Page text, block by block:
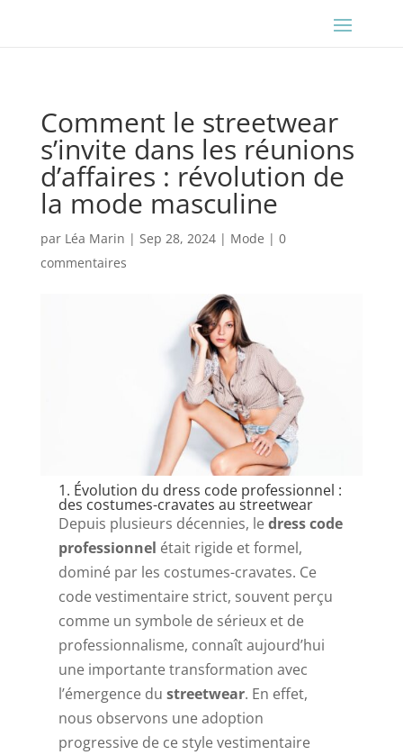
Comment le streetwear
s’invite dans les réunions
d’affaires : révolution de
la mode masculine
par Léa Marin | Sep 28, 2024| Mode | 0
commentaires
1. Évolution du dress code professionnel :
des costumes-cravates au streetwear
Depuis plusieurs décennies, ledress code
professionnel était rigide et formel,
dominé par les costumes-cravates. Ce
code vestimentaire strict, souvent perçu
comme un symbole de sérieux et de
professionnalisme, connaît aujourd’hui
une importante transformation avec
l’émergence du streetwear. En effet,
nous observons une adoption
progressive de ce style vestimentaire